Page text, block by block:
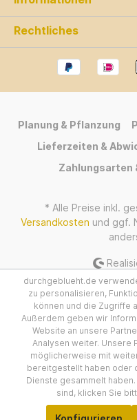
Rechtliches
Planung & Pflanzung
Lieferzeiten &
Zahlungsarten
* Alle Preise inkl.
Versandkosten und ggf.
durchgeblueht.de
zu personalisieren,
können und die Zugriffe
Außerdem geben wir
Website an unsere
Analysen weiter. Unsere
möglicherweise mit
bereitgestellt haben oder
Dienste gesammelt
sind, klicken Sie